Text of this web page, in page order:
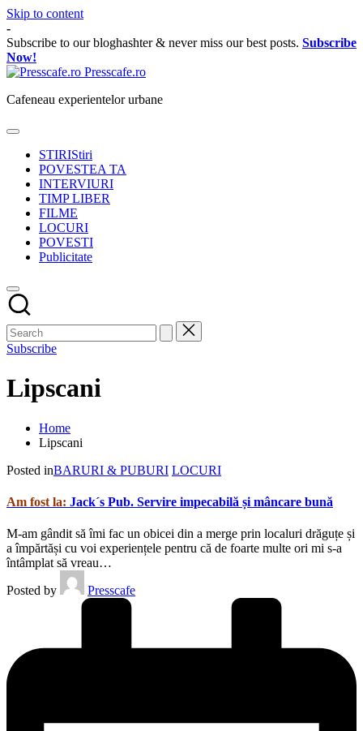
Skip to content
-
Subscribe to our bloghashter & never miss our best posts. Subscribe
Now!
Presscafe.ro
Cafeneau experientelor urbane
STIRIStiri
POVESTEA TA
INTERVIURI
TIMP LIBER
FILME
LOCURI
POVESTI
Publicitate
Subscribe
Lipscani
Home
Lipscani
Posted inBARURI & PUBURI LOCURI
Am fost la: Jack´s Pub. Servire impecabilă și mâncare bună
M-am gândit să îmi fac un obicei din a merge prin localuri drăguțe și
a împărtăși cu voi experiențele pentru că de foarte multe ori mi s-a
întâmplat să vreau…
Posted by
Presscafe